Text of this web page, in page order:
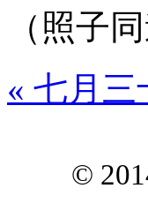
（照子同
« 七月
©